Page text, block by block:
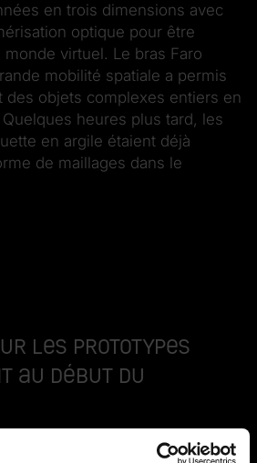
en trois dimensions avec
optique pour être
virtuel. Le bras Faro
mobilité spatiale a permis
des objets complexes entiers en
heures plus tard, les
en argile étaient déjà
de maillages dans le
les prototypes
au début du
ont été filtrées et réduites